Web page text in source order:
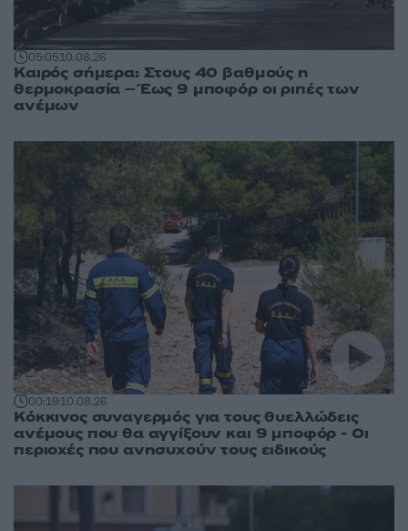
05:0510.08.26
Καιρός σήμερα: Στους 40 βαθμούς η
θερμοκρασία – Έως 9 μποφόρ οι ριπές των
ανέμων
00:1910.08.26
Κόκκινος συναγερμός για τους θυελλώδεις
ανέμους που θα αγγίξουν και 9 μποφόρ - Οι
περιοχές που ανησυχούν τους ειδικούς